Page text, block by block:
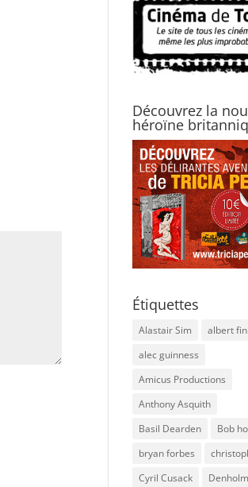
Découvrez la
héroïne
Étiquettes
Alastair Sim
albert
alec guinness
Amicus Productions
Anthony Asquith
Basil Dearden
Bob
bryan forbes
Cyril Cusack